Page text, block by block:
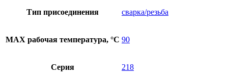
Тип присоединения сварка/резьба
MAX рабочая температура, °C 90
Серия 218